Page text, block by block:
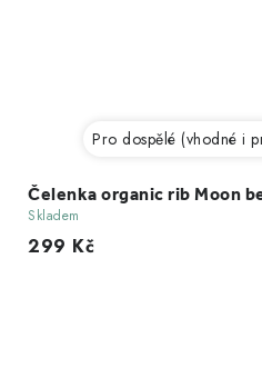
Čelenka organic rib Moon
Pro dospělé (vhodné i
Skladem
299 Kč